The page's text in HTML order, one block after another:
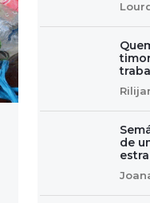
de